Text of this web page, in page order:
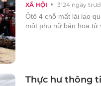
XÃ HỘI 3124 ngày
Ôtô 4 chỗ mất lái lao
một phụ nữ bán hoa tử
Thực hư thông